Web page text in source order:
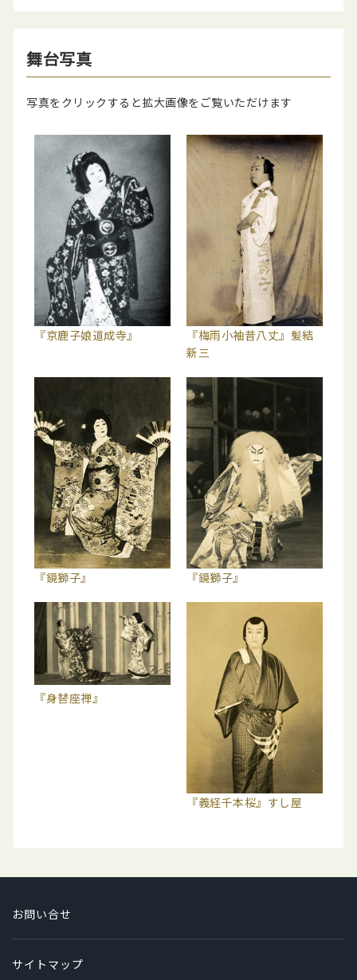
舞台写真
写真をクリックすると拡大画像をご覧いただけます
『京鹿子娘道成寺』
『梅雨小袖昔八丈』髪結
新三
『鏡獅子』 『鏡獅子』
『身替座禅』
『義経千本桜』すし屋
お問い合せ
サイトマップ